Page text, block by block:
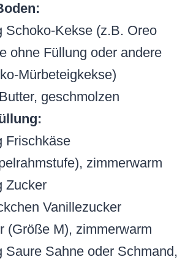
Schoko-Kekse (z.B. Oreo
ohne Füllung oder andere
Mürbeteigkekse)
geschmolzen
Frischkäse
zimmerwarm
Zucker
Vanillezucker
(Größe M), zimmerwarm
Saure Sahne oder Schmand,